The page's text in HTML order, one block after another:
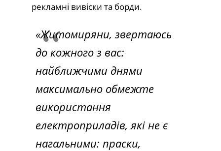
рекламні вивіски та борди.
«Житомиряни, звертаюсь
до кожного з вас:
найближчими днями
максимально обмежте
використання
електроприладів, які не є
нагальними: праски,